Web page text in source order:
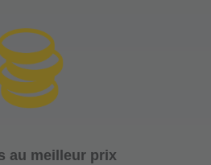
au meilleur prix